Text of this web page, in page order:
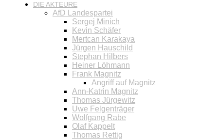
DIE AKTEURE
AfD Landespartei
Sergej Minich
Kevin Schäfer
Mertcan Karakaya
Jürgen Hauschild
Stephan Hilbers
Heiner Löhmann
Frank Magnitz
Angriff auf Magnitz
Ann-Katrin Magnitz
Thomas Jürgewitz
Uwe Felgenträger
Wolfgang Rabe
Olaf Kappelt
Thomas Rettig